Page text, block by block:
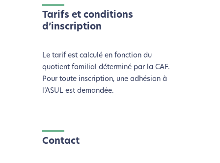
l’écoconception.
Merci pour votre contribution !
Activer le Mode Eco Annuler
Tarifs et conditions
d’inscription
Le tarif est calculé en fonction du
quotient familial déterminé par la CAF.
Pour toute inscription, une adhésion à
l’ASUL est demandée.
Contact